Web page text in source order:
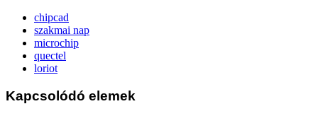
chipcad
szakmai nap
microchip
quectel
loriot
Kapcsolódó elemek